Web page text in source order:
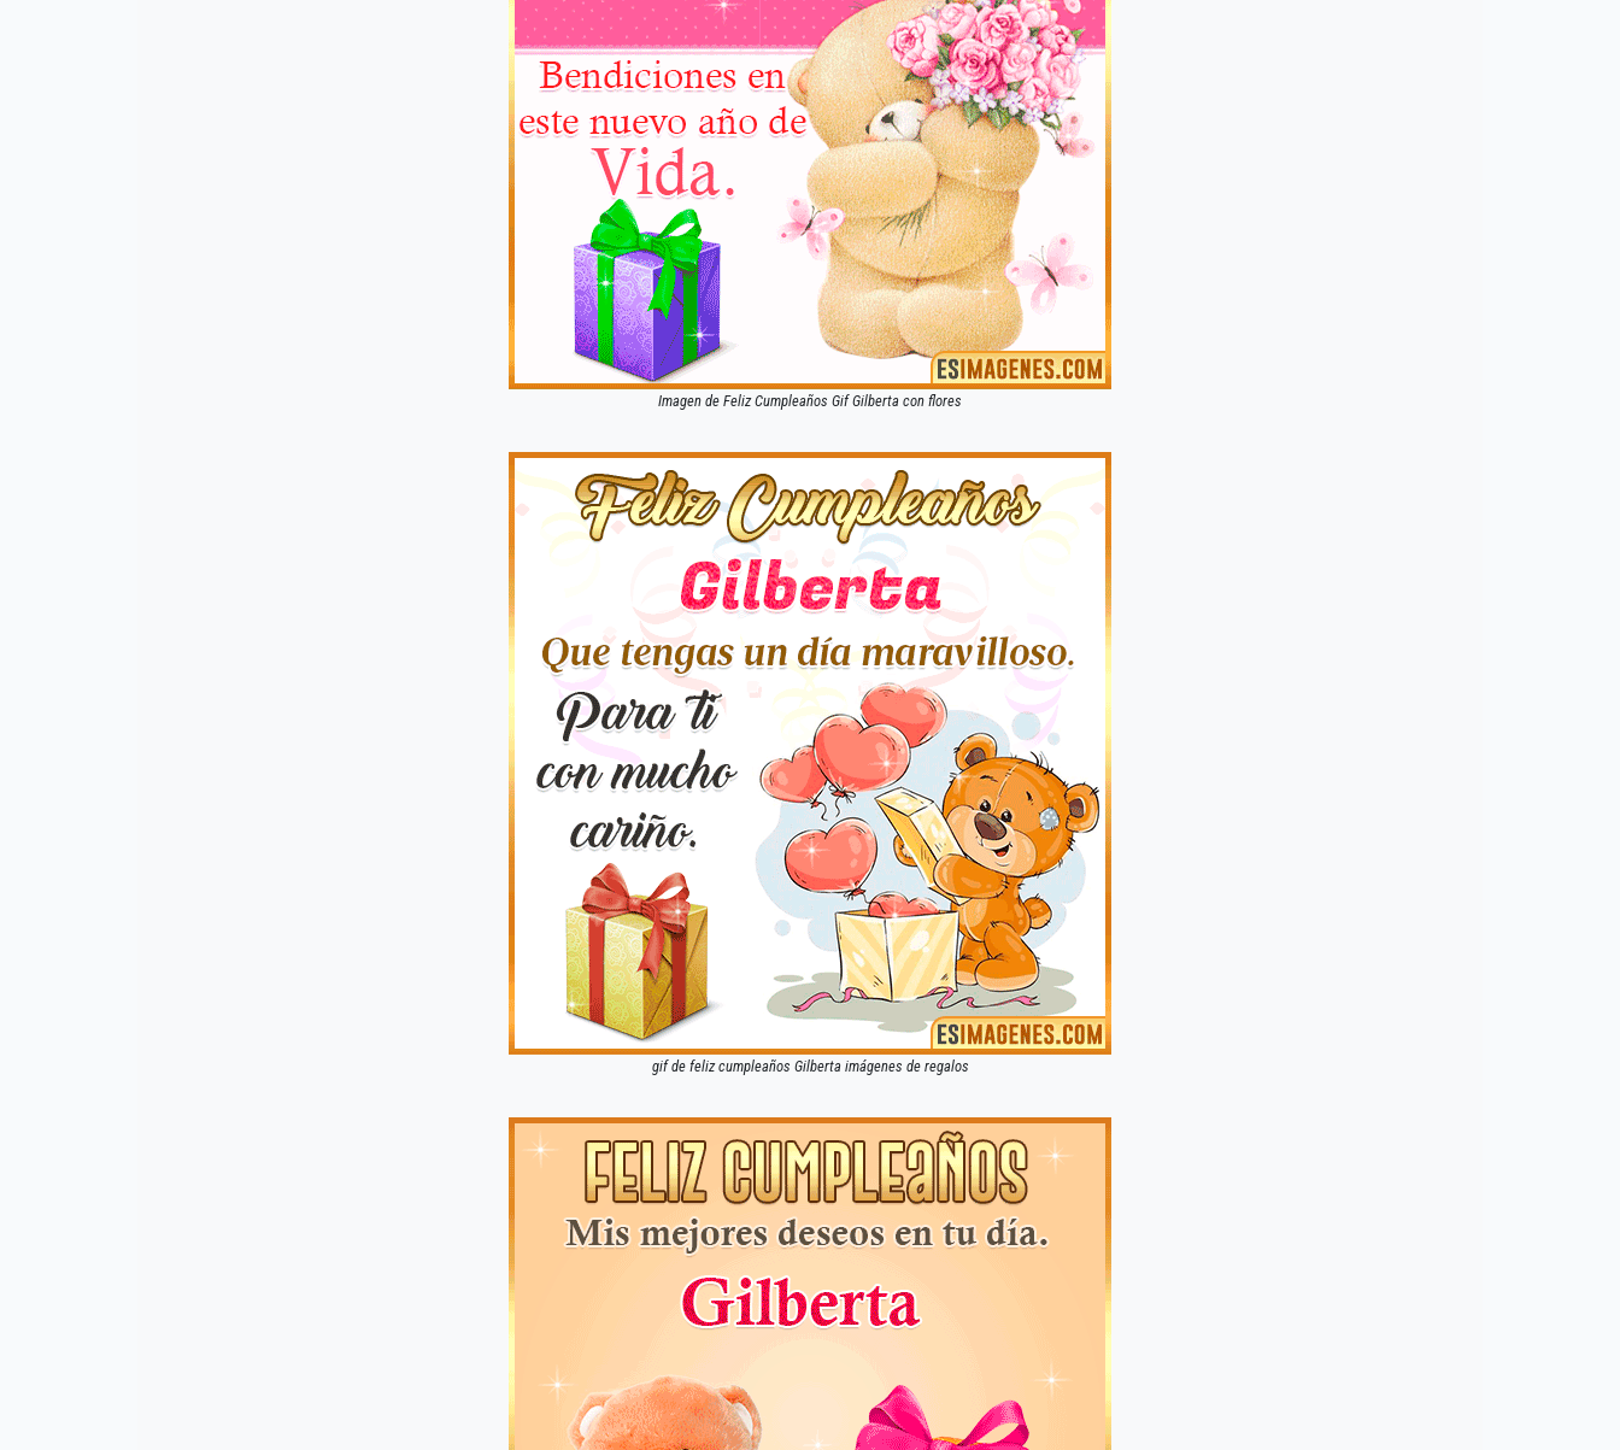
Imagen de Feliz Cumpleaños Gif Gilberta con flores
gif de feliz cumpleaños Gilberta imágenes de regalos